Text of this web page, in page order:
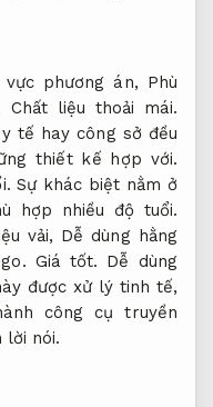
phương án, Phù
Chất liệu thoải mái.
y tế hay công sở đều
thiết kế hợp với.
Sự khác biệt nằm ở
hợp nhiều độ tuổi.
vải, Dễ dùng hằng
Giá tốt. Dễ dùng
được xử lý tinh tế,
công cụ truyền
lời nói.